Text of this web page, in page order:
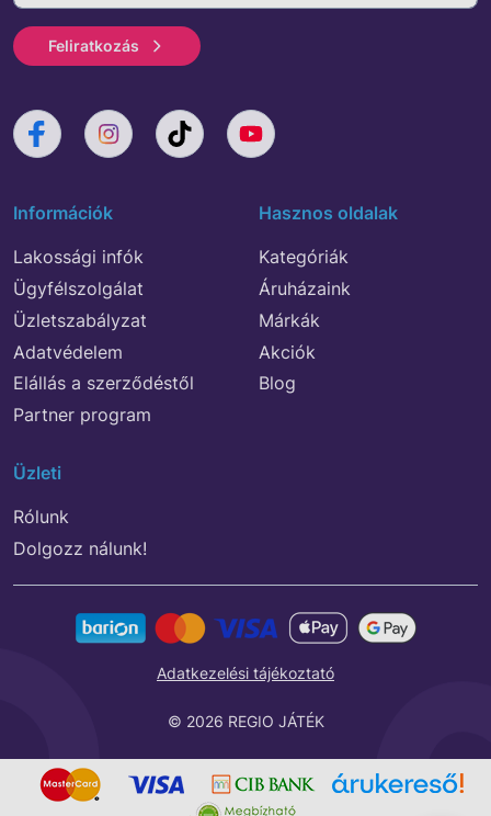
Feliratkozás
Információk
Lakossági infók
Ügyfélszolgálat
Üzletszabályzat
Adatvédelem
Elállás a szerződéstől
Partner program
Hasznos oldalak
Kategóriák
Áruházaink
Márkák
Akciók
Blog
Üzleti
Rólunk
Dolgozz nálunk!
© 2026 REGIO JÁTÉK
Adatkezelési tájékoztató